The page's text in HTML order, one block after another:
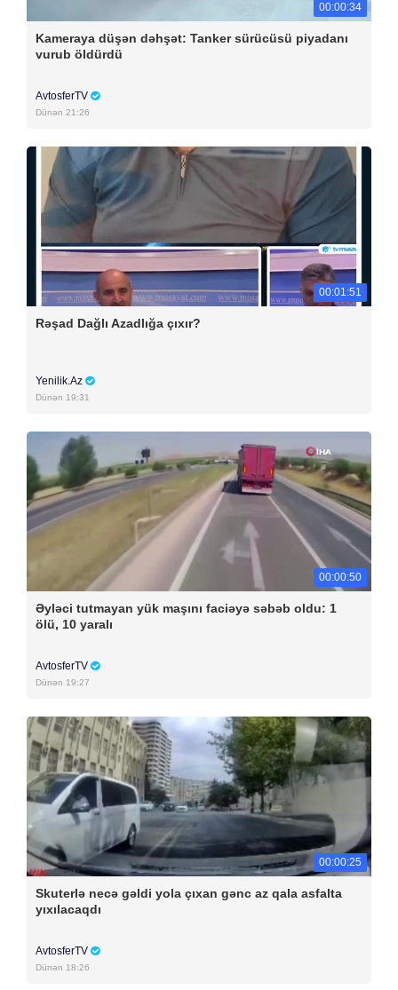
00:00:34
Kameraya düşən dəhşət: Tanker sürücüsü piyadanı
vurub öldürdü
AvtosferTV
Dünən 21:26
00:01:51
Rəşad Dağlı Azadlığa çıxır?
Yenilik.Az
Dünən 19:31
00:00:50
Əyləci tutmayan yük maşını faciəyə səbəb oldu: 1
ölü, 10 yaralı
AvtosferTV
Dünən 19:27
00:00:25
Skuterlə necə gəldi yola çıxan gənc az qala asfalta
yıxılacaqdı
AvtosferTV
Dünən 18:26